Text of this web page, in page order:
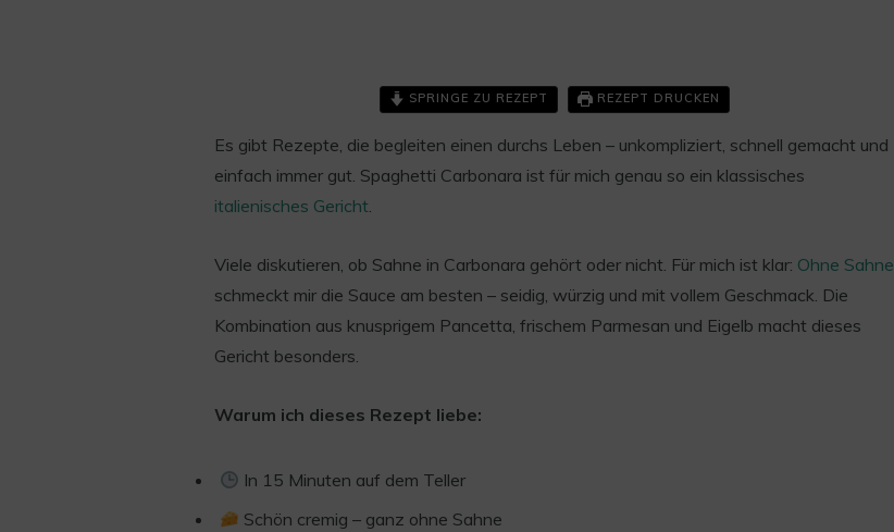
SPRINGE ZU REZEPT REZEPT DRUCKEN
Es gibt Rezepte, die begleiten einen durchs Leben – unkompliziert, schnell gemacht und
einfach immer gut. Spaghetti Carbonara ist für mich genau so ein klassisches
italienisches Gericht.
Viele diskutieren, ob Sahne in Carbonara gehört oder nicht. Für mich ist klar: Ohne Sahne
schmeckt mir die Sauce am besten – seidig, würzig und mit vollem Geschmack. Die
Kombination aus knusprigem Pancetta, frischem Parmesan und Eigelb macht dieses
Gericht besonders.
Warum ich dieses Rezept liebe:
In 15 Minuten auf dem Teller
Schön cremig – ganz ohne Sahne